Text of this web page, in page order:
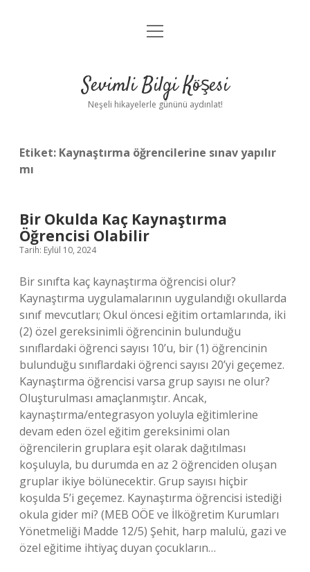
Anasayfa
Yasal Uyarı
menüyü
Sevimli Bilgi Köşesi
Neşeli hikayelerle gününü aydınlat!
Etiket: Kaynaştırma öğrencilerine sınav yapılır
mı
Bir Okulda Kaç Kaynaştırma
Öğrencisi Olabilir
Tarih: Eylül 10, 2024
Bir sınıfta kaç kaynaştırma öğrencisi olur?
Kaynaştırma uygulamalarının uygulandığı okullarda
sınıf mevcutları; Okul öncesi eğitim ortamlarında, iki
(2) özel gereksinimli öğrencinin bulunduğu
sınıflardaki öğrenci sayısı 10’u, bir (1) öğrencinin
bulunduğu sınıflardaki öğrenci sayısı 20’yi geçemez.
Kaynaştırma öğrencisi varsa grup sayısı ne olur?
Oluşturulması amaçlanmıştır. Ancak,
kaynaştırma/entegrasyon yoluyla eğitimlerine
devam eden özel eğitim gereksinimi olan
öğrencilerin gruplara eşit olarak dağıtılması
koşuluyla, bu durumda en az 2 öğrenciden oluşan
gruplar ikiye bölünecektir. Grup sayısı hiçbir
koşulda 5’i geçemez. Kaynaştırma öğrencisi istediği
okula gider mi? (MEB OÖE ve İlköğretim Kurumları
Yönetmeliği Madde 12/5) Şehit, harp malulü, gazi ve
özel eğitime ihtiyaç duyan çocukların…